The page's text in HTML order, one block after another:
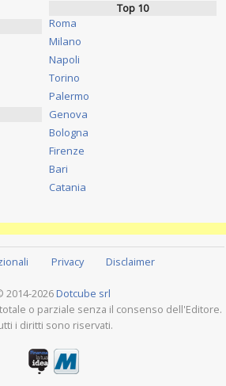
Top 10
Roma
Milano
Napoli
Torino
Palermo
Genova
Bologna
Firenze
Bari
Catania
Privacy Disclaimer
2014-2026 Dotcube srl
o parziale senza il consenso dell'Editore.
i diritti sono riservati.